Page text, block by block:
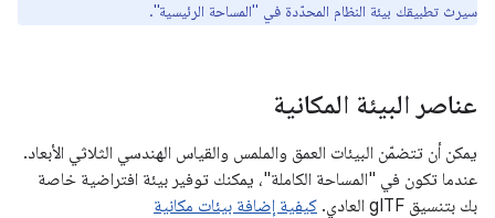
سيرث تطبيقك بيئة النظام المحدّدة في "المساحة الرئيسية".
عناصر البيئة المكانية
يمكن أن تتضمّن البيئات العمق والملمس والقياس الهندسي الثلاثي الأبعاد.
عندما تكون في "المساحة الكاملة"، يمكنك توفير بيئة افتراضية خاصة
بك بتنسيق gITF العادي.
كيفية إضافة بيئات مكانية